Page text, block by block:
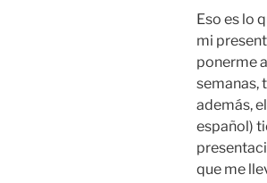
Eso es lo
mi
ponerme
semanas,
además,
español)
que me